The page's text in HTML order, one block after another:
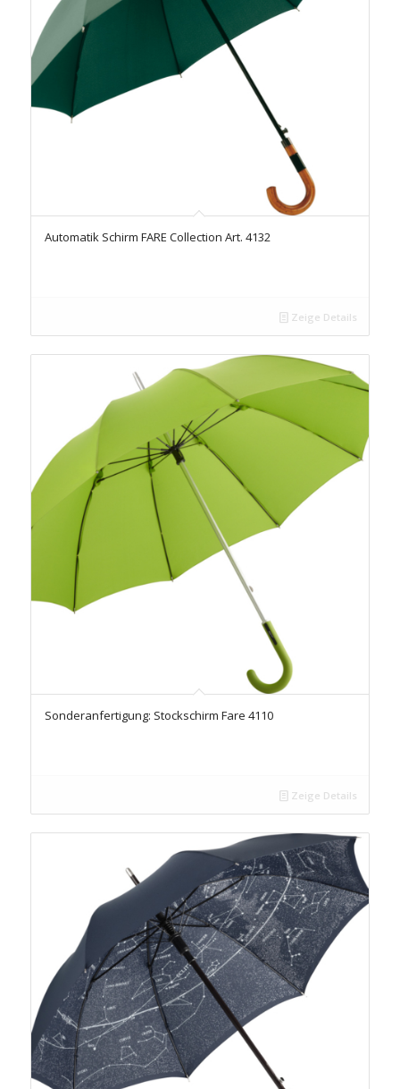
Automatik Schirm FARE Collection Art. 4132
Zeige Details
Sonderanfertigung: Stockschirm Fare 4110
Zeige Details